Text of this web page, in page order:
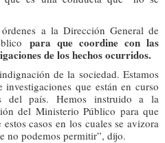
a la Dirección General de
para que coordine con las
de los hechos ocurridos.
de la sociedad. Estamos
que están en curso
del país. Hemos instruido a la
del Ministerio Público para que
casos en los cuales se avizora
no podemos permitir”, dijo.